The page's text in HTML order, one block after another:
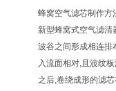
蜂窝空气滤芯制作方
新型蜂窝式空气滤
波谷之间形成相连排
入流面相对,且波纹
之后,卷绕成形的滤